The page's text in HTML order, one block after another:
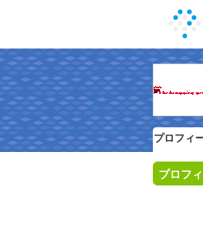
プロフィ
プロフ